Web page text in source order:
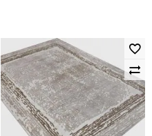
292.01
лв..
204.38